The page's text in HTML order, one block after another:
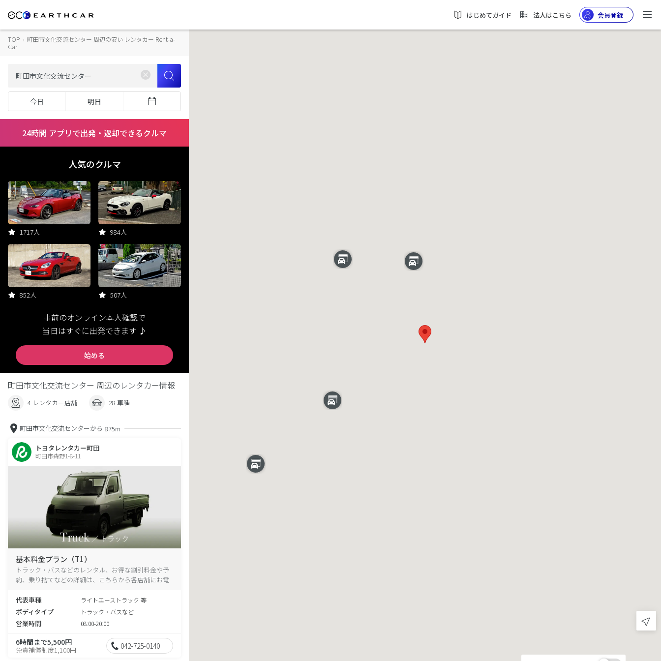
はじめてガイド 法人はこちら 会員登録
TOP › 町田市文化交流センター 周辺の安い レンタカー Rent-a-
Car
今日 明日
24時間 アプリで出発・返却できるクルマ
人気のクルマ
1717人 984人
852人 507人
事前のオンライン本人確認で
当日はすぐに出発できます ♪
始める
町田市文化交流センター 周辺のレンタカー情報
4 レンタカー店舗 28 車種
町田市文化交流センターから 875m
トヨタレンタカー町田
町田市森野1-8-11
基本料金プラン（T1）
トラック・バスなどのレンタル、お得な割引料金や予
約、乗り捨てなどの詳細は、こちらから各店舗にお電
代表車種
ライトエーストラック 等
ボディタイプ トラック・バスなど
営業時間 08:00-20:00
6時間まで5,500円
免責補償制度1,100円 042-725-0140